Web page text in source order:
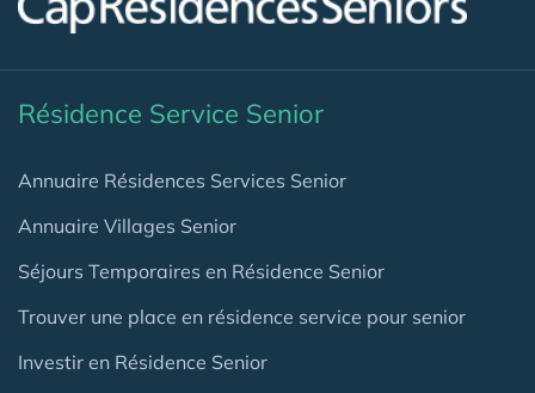
Résidence Service Senior
Annuaire Résidences Services Senior
Annuaire Villages Senior
Séjours Temporaires en Résidence Senior
Trouver une place en résidence service pour senior
Investir en Résidence Senior